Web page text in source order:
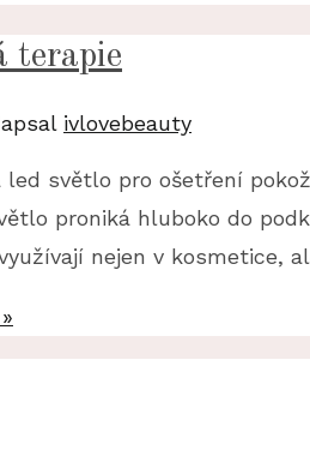
terapie
ivlovebeauty
led světlo pro ošetření
proniká hluboko do
nejen v kosmetice,